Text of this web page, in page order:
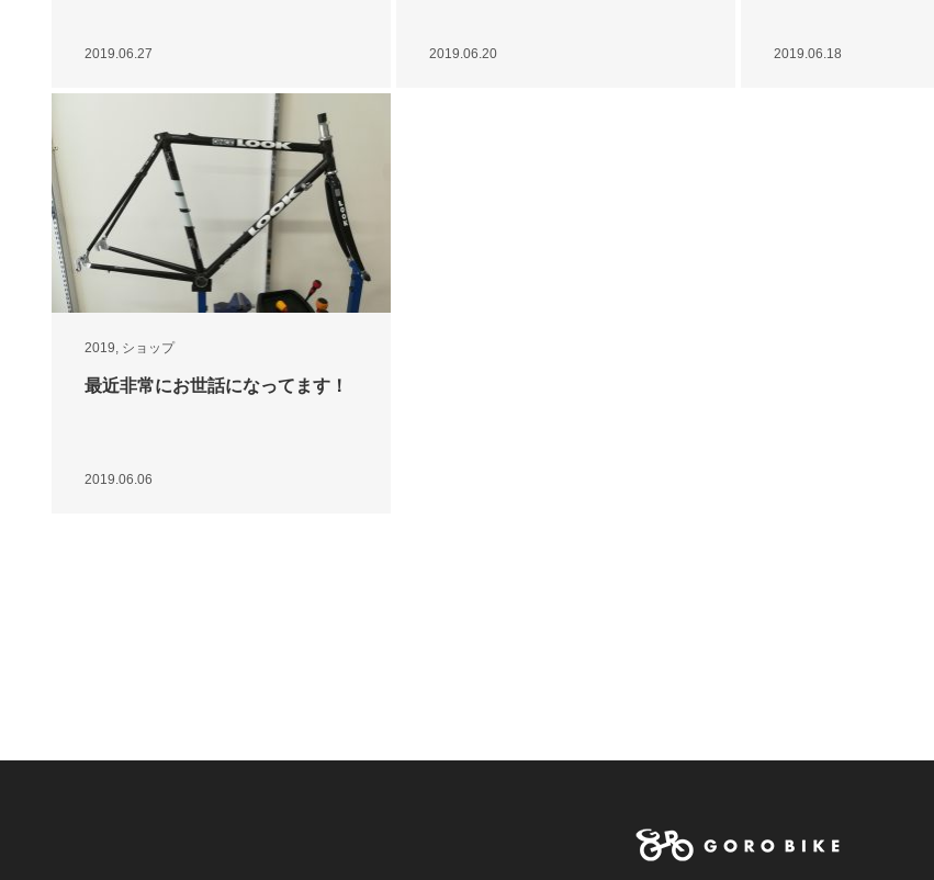
2019.06.27 2019.06.20 2019.06.18
2019 ショップ
最近非常にお世話になってます！
2019.06.06